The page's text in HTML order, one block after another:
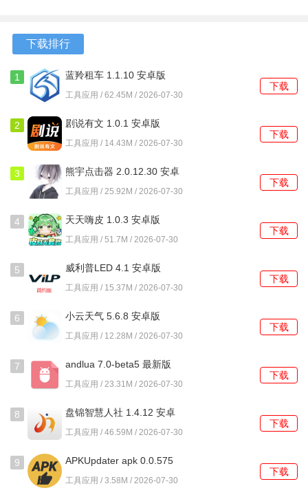
软件功能
1、提供完整的主题包一键应用，覆盖壁纸、图标、字体和小
组件样式，实现桌面风格的统一更换。
2、图标替换功能支持批量操作，可以一次为多个系统或第三
方应用更换成同一系列的图标。
3、小组件库包含多种尺寸和用途的桌面插件，如时钟、日
历、系统信息显示等，可直接拖拽添加到主屏幕。
4、拥有本地备份与恢复选项，可以将当前搭配好的桌面样式
保存下来，方便在更换设备或误操作后还原。
使用教程
1、启动软件后，在主界面顶部可以看到主题、图标、小组件
三个主要标签，点击进入对应资源库。
2、在图标库中浏览时，点击任一图标集预览图，进入详情页
后能看到该集合包含的所有应用图标列表。
3、选定某个图标集后，点击详情页下方的应用按钮，软件会
弹出一个列表，让用户勾选需要替换图标的具体应用。
4、应用主题包时，在主题详情页点击下载并使用，软件会自
动下载该主题所需的全部资源并引导用户授权应用。
5、添加小组件时，需先在软件内点击添加到主屏幕，返回到
卓版
下载排行
1 蓝羚租车 1.1.10 安卓版
工具应用 / 62.45M / 2026-07-30
下载
2 剧说有文 1.0.1 安卓版
工具应用 / 14.43M / 2026-07-30
下载
3
熊宇点击器 2.0.12.30 安卓
版
工具应用 / 25.92M / 2026-07-30
下载
4 天天嗨皮 1.0.3 安卓版
工具应用 / 51.7M / 2026-07-30
下载
5 威利普LED 4.1 安卓版
工具应用 / 15.37M / 2026-07-30
下载
6 小云天气 5.6.8 安卓版
工具应用 / 12.28M / 2026-07-30
下载
7 andlua 7.0-beta5 最新版
工具应用 / 23.31M / 2026-07-30
下载
8
盘锦智慧人社 1.4.12 安卓
版
工具应用 / 46.59M / 2026-07-30
下载
9
APKUpdater apk 0.0.575
安卓版
工具应用 / 3.58M / 2026-07-30
下载